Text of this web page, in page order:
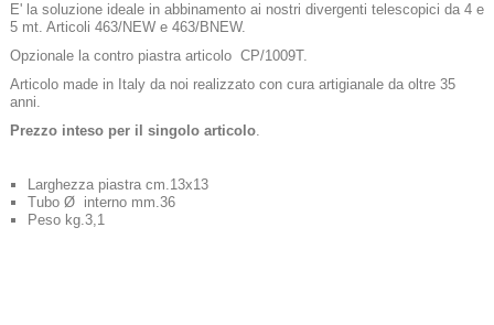
E' la soluzione ideale in abbinamento ai nostri divergenti telescopici da 4 e
5 mt. Articoli 463/NEW e 463/BNEW.
Opzionale la contro piastra articolo CP/1009T.
Articolo made in Italy da noi realizzato con cura artigianale da oltre 35
anni.
Prezzo inteso per il singolo articolo.
Larghezza piastra cm.13x13
Tubo Ø interno mm.36
Peso kg.3,1